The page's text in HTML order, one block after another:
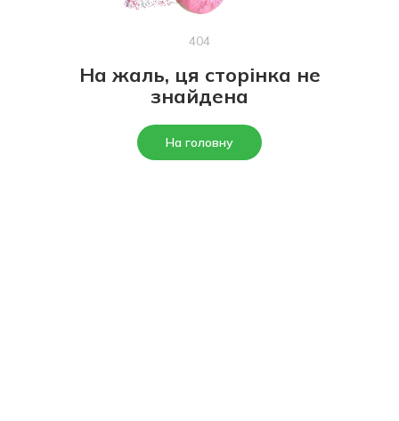
404
На жаль, ця сторінка не
знайдена
На головну